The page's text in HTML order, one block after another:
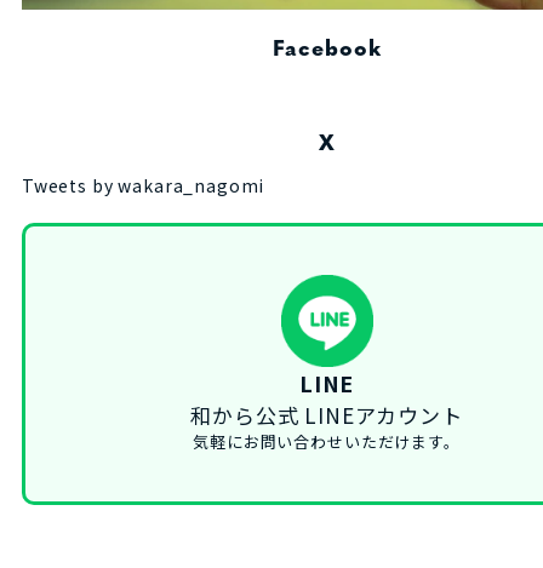
Facebook
X
Tweets by wakara_nagomi
LINE
和から公式 LINEアカウント
気軽にお問い合わせいただけます。